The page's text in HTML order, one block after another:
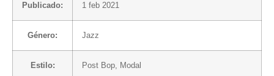
Publicado: 1 feb 2021
Género: Jazz
Estilo: Post Bop Modal